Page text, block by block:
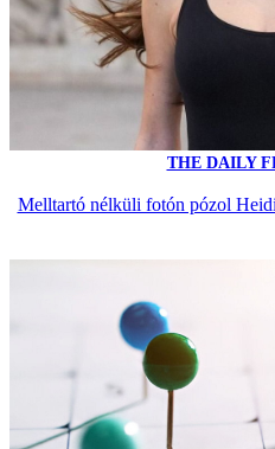
THE DAILY
Melltartó nélküli fotón pózol